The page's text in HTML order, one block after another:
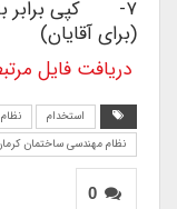
۷- کپی برابر
(برای آقایان)
دریافت فایل
استخدام
نظام مهندسی ساختمان
0